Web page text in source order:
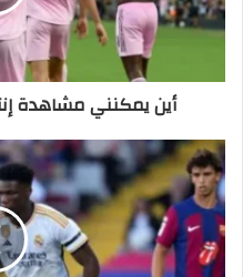
أين يمكنني مشاهدة ‎إنتر ميامي – أتلانتا يونايتد؟